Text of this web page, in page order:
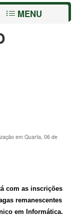
MENU
em Quarta, 06 de
com as inscrições
remanescentes
em Informática.